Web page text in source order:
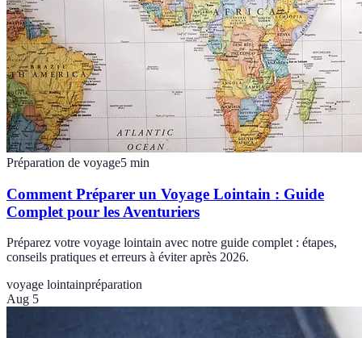
Préparation de voyage5 min
Comment Préparer un Voyage Lointain : Guide
Complet pour les Aventuriers
Préparez votre voyage lointain avec notre guide complet : étapes,
conseils pratiques et erreurs à éviter après 2026.
voyage lointainpréparation
Aug 5